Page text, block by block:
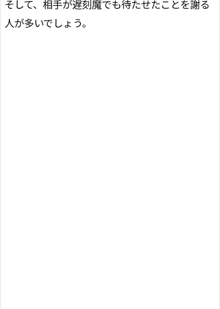
そして、相手が遅刻魔でも待たせたことを謝る
人が多いでしょう。